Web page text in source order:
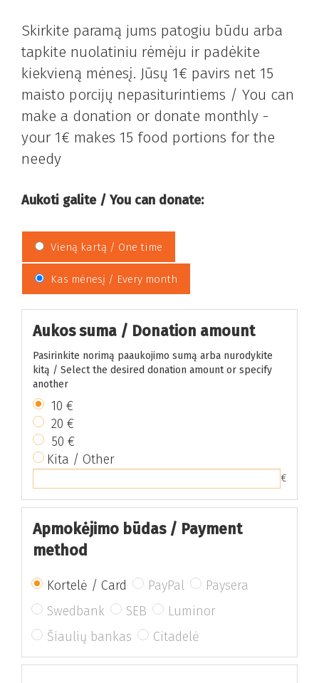
Skirkite paramą jums patogiu būdu arba
tapkite nuolatiniu rėmėju ir padėkite
kiekvieną mėnesį. Jūsų 1€ pavirs net 15
maisto porcijų nepasiturintiems / You can
make a donation or donate monthly -
your 1€ makes 15 food portions for the
needy
Aukoti galite / You can donate:
Vieną kartą / One time
Kas mėnesį / Every month
Aukos suma / Donation amount
Pasirinkite norimą paaukojimo sumą arba nurodykite
kitą / Select the desired donation amount or specify
another
10 €
20 €
50 €
Kita / Other
€
Apmokėjimo būdas / Payment
method
Kortelė / Card PayPal
Paysera
Swedbank
SEB
Luminor
Šiaulių bankas
Citadelė